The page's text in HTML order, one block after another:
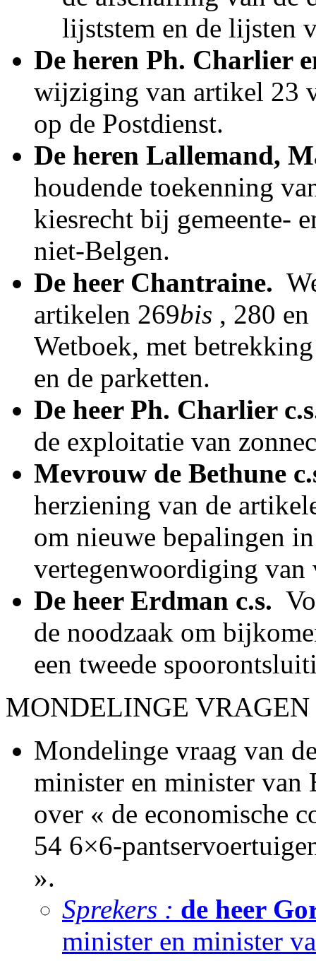
lijststem en de lijsten
De heren Ph. Charlier
wijziging van artikel 23
op de Postdienst.
De heren Lallemand,
houdende toekenning
kiesrecht bij gemeente-
niet-Belgen.
De heer Chantraine.
artikelen 269bis , 280
Wetboek, met
en de parketten.
De heer Ph. Charlier
de exploitatie van
Mevrouw de Bethune
herziening van de
om nieuwe bepalingen
vertegenwoordiging van
De heer Erdman c.s.
de noodzaak om
een tweede
MONDELINGE VRAGEN
Mondelinge vraag van
minister en minister van
over « de economische
54 6×6-
».
Sprekers : de heer
minister en minister